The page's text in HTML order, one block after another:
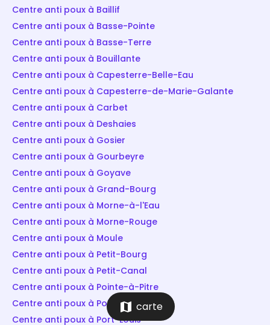
Centre anti poux à Baillif
Centre anti poux à Basse-Pointe
Centre anti poux à Basse-Terre
Centre anti poux à Bouillante
Centre anti poux à Capesterre-Belle-Eau
Centre anti poux à Capesterre-de-Marie-Galante
Centre anti poux à Carbet
Centre anti poux à Deshaies
Centre anti poux à Gosier
Centre anti poux à Gourbeyre
Centre anti poux à Goyave
Centre anti poux à Grand-Bourg
Centre anti poux à Morne-à-l'Eau
Centre anti poux à Morne-Rouge
Centre anti poux à Moule
Centre anti poux à Petit-Bourg
Centre anti poux à Petit-Canal
Centre anti poux à Pointe-à-Pitre
Centre anti poux à Pointe-Noire
Centre anti poux à Port-Louis
map carte